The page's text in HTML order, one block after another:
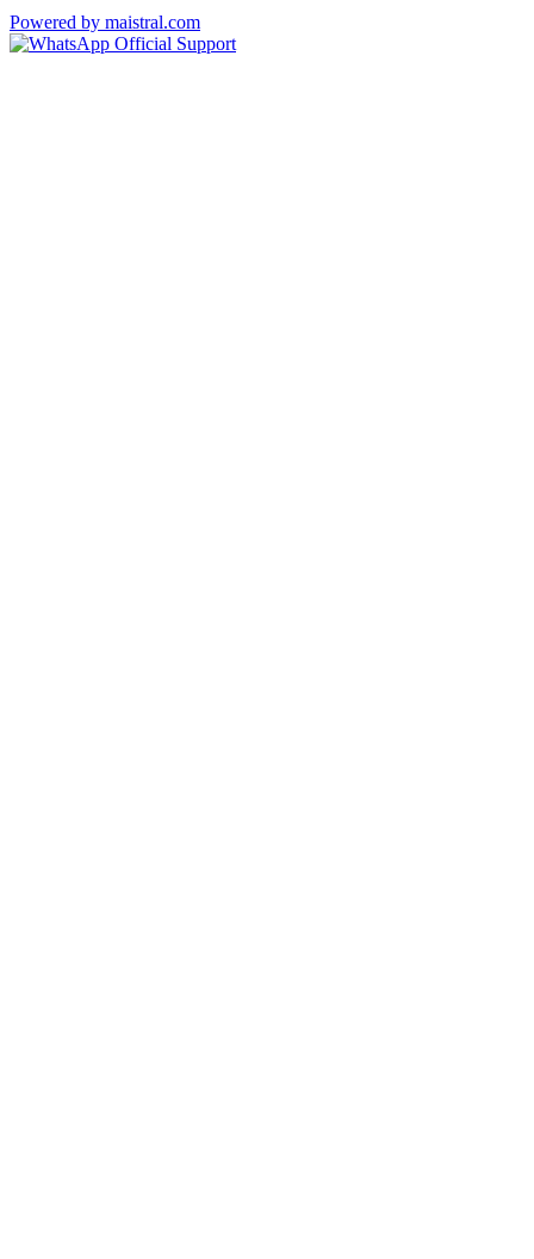
Powered by maistral.com